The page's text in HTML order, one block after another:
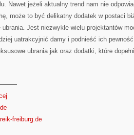
Nawet jeżeli aktualny trend nam nie
może to być delikatny dodatek w postaci
ubrania. Jest niezwykle wielu projektantów
uatrakcyjnić damy i podnieść ich
ubrania jak oraz dodatki, które
freiburg.de